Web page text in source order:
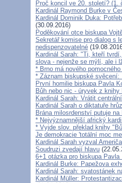
Proč koncil ve 20. století? (1.
Kardinál Raymond Burke v
Kardinál Dominik Duka:
(30.09.2016)
Poděkování otce biskupa
Sekretář komise pro dialog s
nedispenzovatelné
Kardinál Sarah: "Ti, kteří
slova - nejenže se mýlí, ale i
* Brno má nového
* Záznam biskupské svěcení:
První homilie biskupa Pavla
Bůh nebo nic - úryvek z knihy
Kardinál Sarah: Vrátit
Kardinál Sarah o diktatuře
Brána milosrdenství putuje
* Nejvýznamnější africký
* Vyjde slov. překlad knihy
Je demokracie 'totální moc
Kardinál Sarah vyzval
Soudruzi zvedají hlavu
6+1 otázka pro biskupa Pavla
Kardinál Burke: Papežova
Kardinál Sarah: svatostánek
Kardinál Müller: